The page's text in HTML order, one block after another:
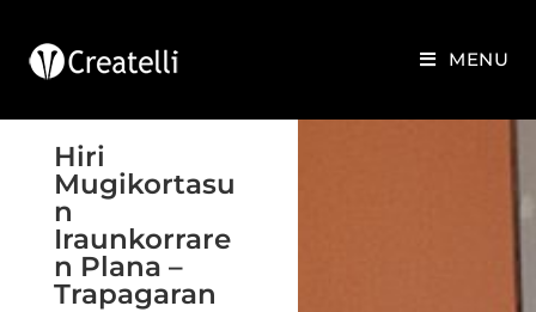
MENU
Hiri
Mugikortasu
n
Iraunkorrare
n Plana –
Trapagaran